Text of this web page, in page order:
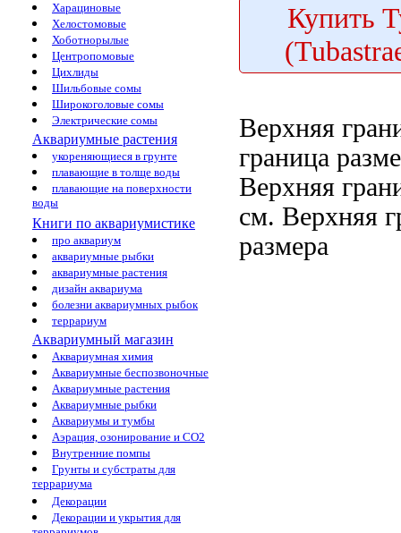
Харациновые
Хелостомовые
Хоботнорылые
Центропомовые
Цихлиды
Шильбовые сомы
Широкоголовые сомы
Электрические сомы
Аквариумные растения
укореняющиеся в грунте
плавающие в толще воды
плавающие на поверхности
воды
Книги по аквариумистике
про аквариум
аквариумные рыбки
аквариумные растения
дизайн аквариума
болезни аквариумных рыбок
террариум
Аквариумный магазин
Аквариумная химия
Аквариумные беспозвоночные
Аквариумные растения
Аквариумные рыбки
Аквариумы и тумбы
Аэрация, озонирование и CO2
Внутренние помпы
Грунты и субстраты для
террариума
Декорации
Декорации и укрытия для
Купить
Верхняя
граница
Верхняя
см. Верхняя
размера